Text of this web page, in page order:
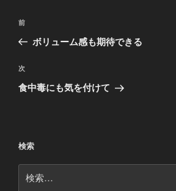
投
ビ
ゲ
ン
前
の
稿
前
ボリューム感も期待できる
次
の
次
食中毒にも気を付けて
検索
索: